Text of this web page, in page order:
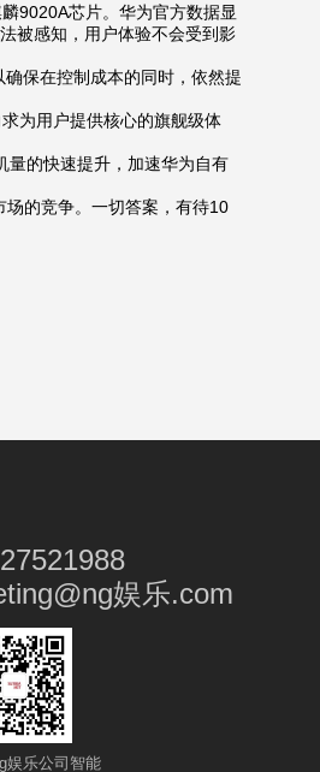
9020A芯片。华为官方数据显
被感知，用户体验不会受到影
保在控制成本的同时，依然提
为用户提供核心的旗舰级体
的快速提升，加速华为自有
的竞争。一切答案，有待10
娱乐.com
娱乐公司智能